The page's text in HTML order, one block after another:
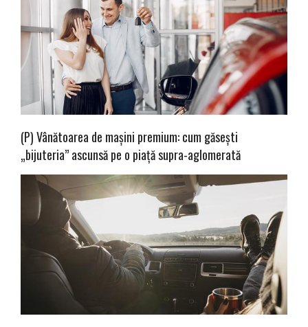
(P) Vânătoarea de mașini premium: cum găsești
„bijuteria” ascunsă pe o piață supra-aglomerată